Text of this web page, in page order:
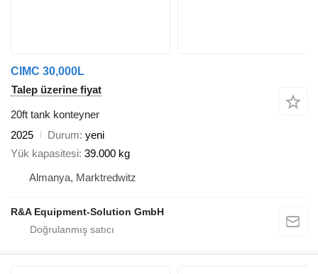
CIMC 30,000L
Talep üzerine fiyat
20ft tank konteyner
2025
Durum yeni
Yük kapasitesi 39.000 kg
Almanya, Marktredwitz
R&A Equipment-Solution GmbH